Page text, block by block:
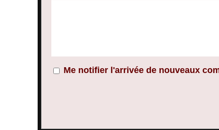
Me notifier l'arrivée de nouveaux